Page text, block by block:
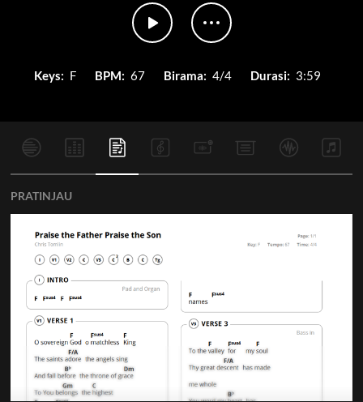
Keys: F BPM: 67 Birama: 4/4 Durasi: 3:59
PRATINJAU